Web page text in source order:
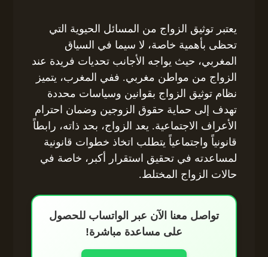
يعتبر توثيق الزواج من المسائل الحيوية التي
تحظى بأهمية خاصة، لا سيما في السياق
المغربي، حيث يواجه الأجانب تحديات فريدة عند
الزواج من مواطن مغربي. ففي المغرب، يتميز
نظام توثيق الزواج بقوانين وسياسات محددة
تهدف إلى حماية حقوق الزوجين وضمان احترام
الأعراف الاجتماعية. يعد الزواج، بحد ذاته، رابطاً
قانونياً واجتماعياً يتطلب اتخاذ خطوات قانونية
لمساعدته في تحقيق استقرار أكبر، خاصة في
حالات الزواج المختلط.
تواصل معنا الآن عبر الواتساب للحصول
على مساعدة مباشرة!